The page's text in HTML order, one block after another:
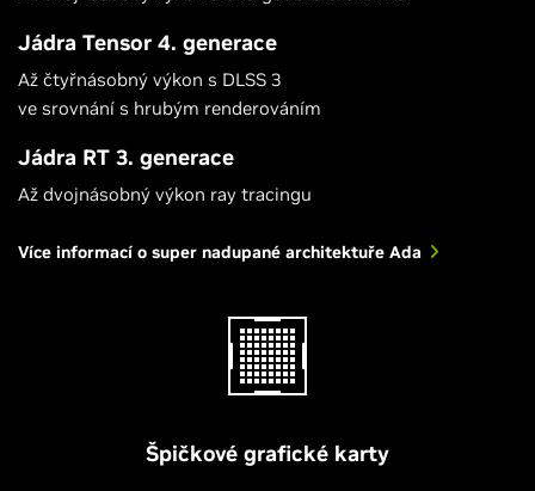
Jádra Tensor 4. generace
Až čtyřnásobný výkon s DLSS 3
ve srovnání s hrubým renderováním
Jádra RT 3. generace
Až dvojnásobný výkon ray tracingu
Více informací o super nadupané architektuře Ada
Špičkové grafické karty